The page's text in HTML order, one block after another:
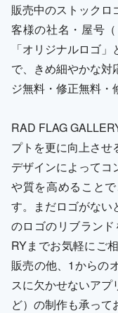
販売中のストックロ
客様の社名・屋号
「オリジナルロゴ
で、きめ細やかな対
ジ無料・修正無料・
RAD FLAG
プトを更に向上させ
デザインによってコ
や質を高めること
す。まだロゴがない
のロゴのリブラン
RYまでお気軽にご
販売の他、1からの
スに欠かせないアプ
ど）の制作も承っ